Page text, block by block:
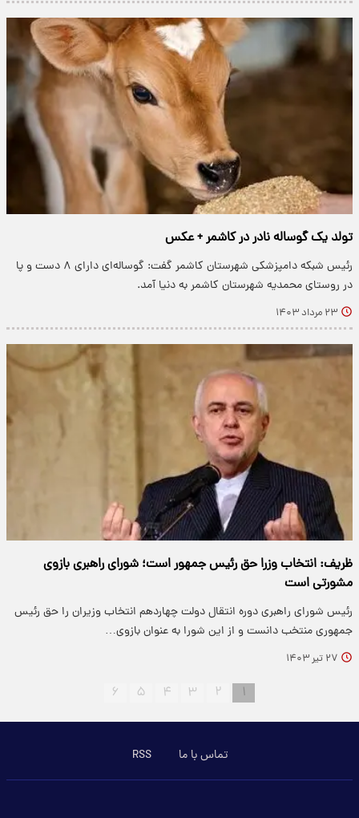
تولد یک گوساله‌ نادر در کاشمر + عکس
رئیس شبکه دامپزشکی شهرستان کاشمر گفت: گوساله‌ای دارای ۸ دست و پا
در روستای محمدیه شهرستان کاشمر به دنیا آمد.
۲۳ مرداد ۱۴۰۳
ظریف: انتخاب وزرا حق رئیس جمهور است؛ شورای راهبری بازوی
مشورتی است
رئیس شورای راهبری دوره انتقال دولت چهاردهم انتخاب وزیران را حق رئیس
جمهوری منتخب دانست و از این شورا به عنوان بازوی…
۲۷ تیر ۱۴۰۳
۱ ۲ ۳ ۴ ۵ ۶
تماس با ما RSS